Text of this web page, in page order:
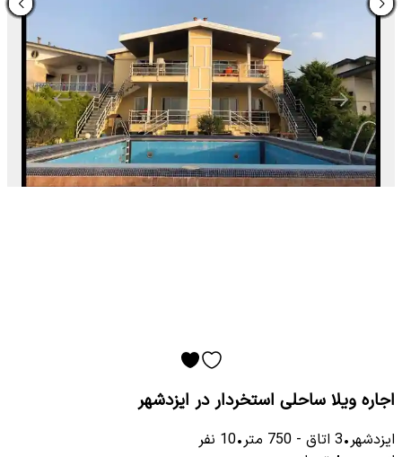
اجاره ویلا ساحلی استخردار در ایزدشهر
ایزدشهر•
3 اتاق -
750 متر•
10 نفر